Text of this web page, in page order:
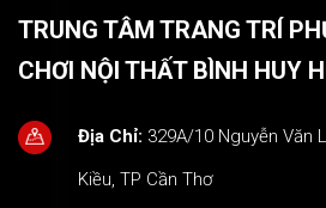
TRUNG TÂM TRANG TRÍ
CHƠI NỘI THẤT BÌNH HUY
Địa Chỉ: 329A/10 Nguyễn Văn
Kiều, TP Cần Thơ